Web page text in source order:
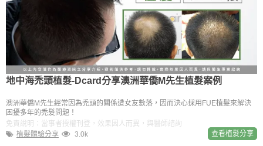
地中海禿頭植髮-Dcard分享澳洲華僑M先生植髮案例
澳洲華僑M先生經常因為禿頭的關係遭女友數落，因而決心採用FUE植髮來解決
困擾多年的禿髮問題！
免責說明：當事者授權刊登，效果因人而異，與醫師諮詢
植髮體驗分享
3.0k 查看植髮分享